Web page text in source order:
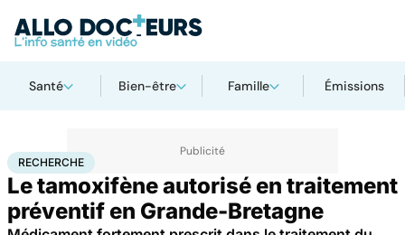
Santé Bien-être Famille Émissions
AccueilSantéMaladies Recherche
RECHERCHE
Le tamoxifène autorisé en traitement
préventif en Grande-Bretagne